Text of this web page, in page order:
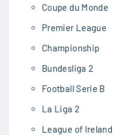
Coupe du Monde
Premier League
Championship
Bundesliga 2
Football Serie B
La Liga 2
League of Ireland